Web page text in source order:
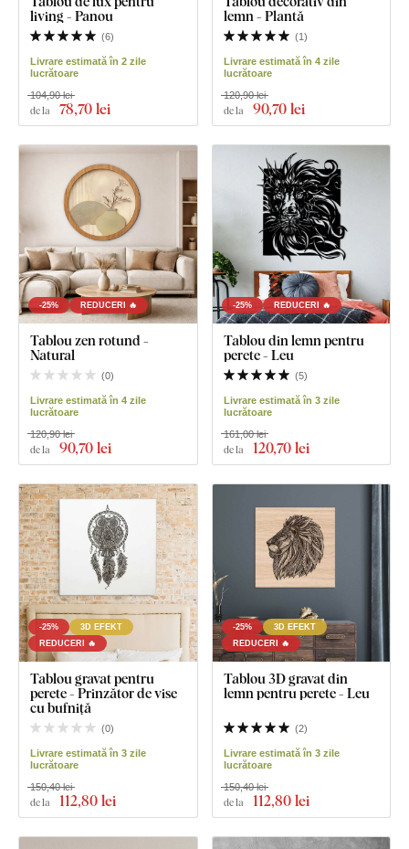
living - Panou
(6)
Livrare estimată în 2 zile
lucrătoare
de la 78,70 lei
104,90 lei
lemn - Plantă
(1)
Livrare estimată în 4 zile
lucrătoare
de la 90,70 lei
120,90 lei
-25% REDUCERI 🔥
Tablou zen rotund -
Natural
(0)
Livrare estimată în 4 zile
lucrătoare
de la 90,70 lei
120,90 lei
-25% REDUCERI 🔥
Tablou din lemn pentru
perete - Leu
(5)
Livrare estimată în 3 zile
lucrătoare
de la 120,70 lei
161,00 lei
-25%
3D EFEKT
REDUCERI 🔥
Tablou gravat pentru
perete - Prinzător de vise
cu bufniță
(0)
Livrare estimată în 3 zile
lucrătoare
de la 112,80 lei
150,40 lei
-25%
3D EFEKT
REDUCERI 🔥
Tablou 3D gravat din
lemn pentru perete - Leu
(2)
Livrare estimată în 3 zile
lucrătoare
de la 112,80 lei
150,40 lei